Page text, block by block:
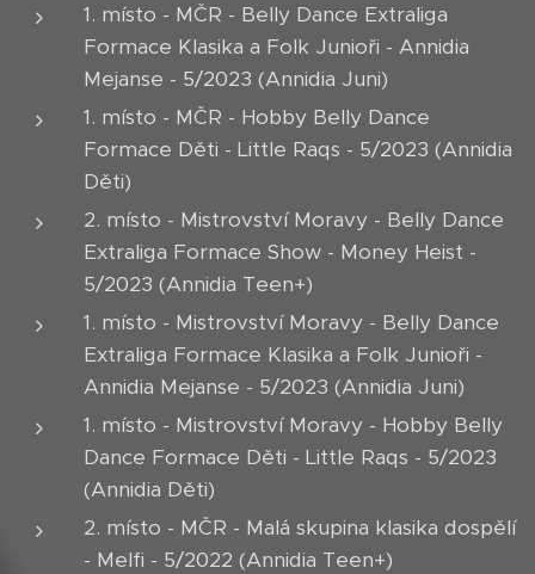
1. místo - MČR - Belly Dance Extraliga
Formace Klasika a Folk Junioři - Annidia
Mejanse - 5/2023 (Annidia Juni)
1. místo - MČR - Hobby Belly Dance
Formace Děti - Little Raqs - 5/2023 (Annidia
Děti)
2. místo - Mistrovství Moravy - Belly Dance
Extraliga Formace Show - Money Heist -
5/2023 (Annidia Teen+)
1. místo - Mistrovství Moravy - Belly Dance
Extraliga Formace Klasika a Folk Junioři -
Annidia Mejanse - 5/2023 (Annidia Juni)
1. místo - Mistrovství Moravy - Hobby Belly
Dance Formace Děti - Little Raqs - 5/2023
(Annidia Děti)
2. místo - MČR - Malá skupina klasika dospělí
- Melfi - 5/2022 (Annidia Teen+)